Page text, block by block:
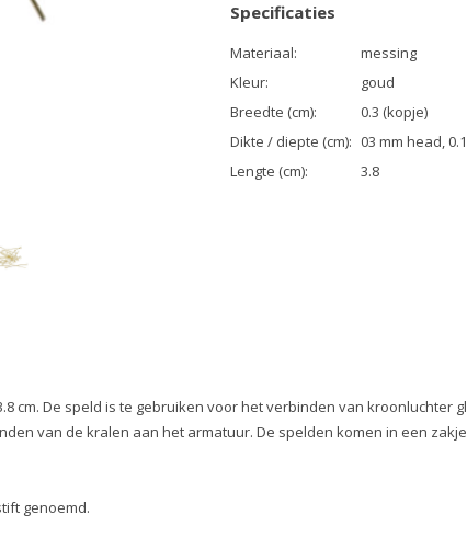
Specificaties
Materiaal:
messing
Kleur:
goud
Breedte (cm):
0.3 (kopje)
Dikte / diepte (cm): 03 mm head,
Lengte (cm):
3.8
cm. De speld is te gebruiken voor het verbinden van kroonluchter
van de kralen aan het armatuur. De spelden komen in een zakje
genoemd.